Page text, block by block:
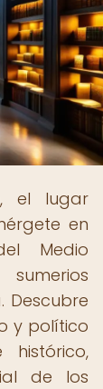
, el lugar
en
Medio
Descubre
y político
de los